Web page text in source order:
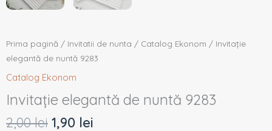
Prima pagină / Invitatii de nunta / Catalog Ekonom / Invitație
elegantă de nuntă 9283
Catalog Ekonom
Invitație elegantă de nuntă 9283
2,00lei 1,90 lei